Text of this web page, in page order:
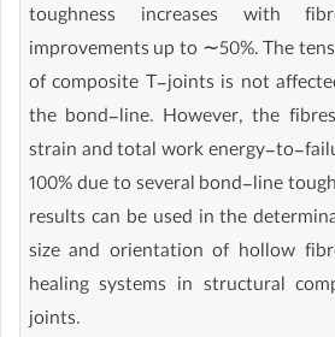
toughness increases with
improvements up to ∼50%. The
of composite T-joints is not
the bond-line. However, the
strain and total work energy-to-
100% due to several bond-line
results can be used in the
size and orientation of hollow
healing systems in structural
joints.